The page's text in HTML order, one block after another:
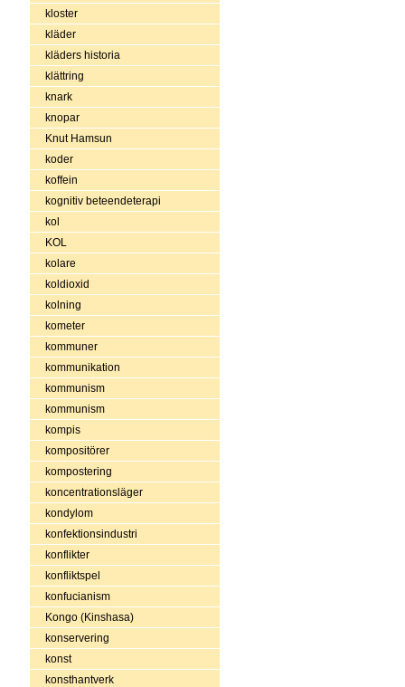
kloster
kläder
kläders historia
klättring
knark
knopar
Knut Hamsun
koder
koffein
kognitiv beteendeterapi
kol
KOL
kolare
koldioxid
kolning
kometer
kommuner
kommunikation
kommunism
kommunism
kompis
kompositörer
kompostering
koncentrationsläger
kondylom
konfektionsindustri
konflikter
konfliktspel
konfucianism
Kongo (Kinshasa)
konservering
konst
konsthantverk